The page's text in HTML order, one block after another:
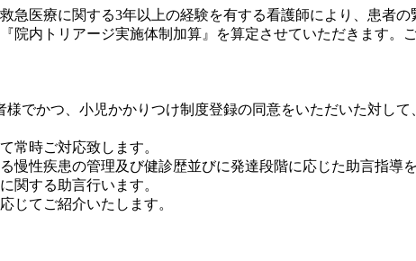
急医療に関する3年以上の経験を有する看護師により、患者
内トリアージ実施体制加算』を算定させていただきます。
でかつ、小児かかりつけ制度登録の同意をいただいた対し
常時ご対応致します。
慢性疾患の管理及び健診歴並びに発達段階に応じた助言指導
関する助言行います。
じてご紹介いたします。